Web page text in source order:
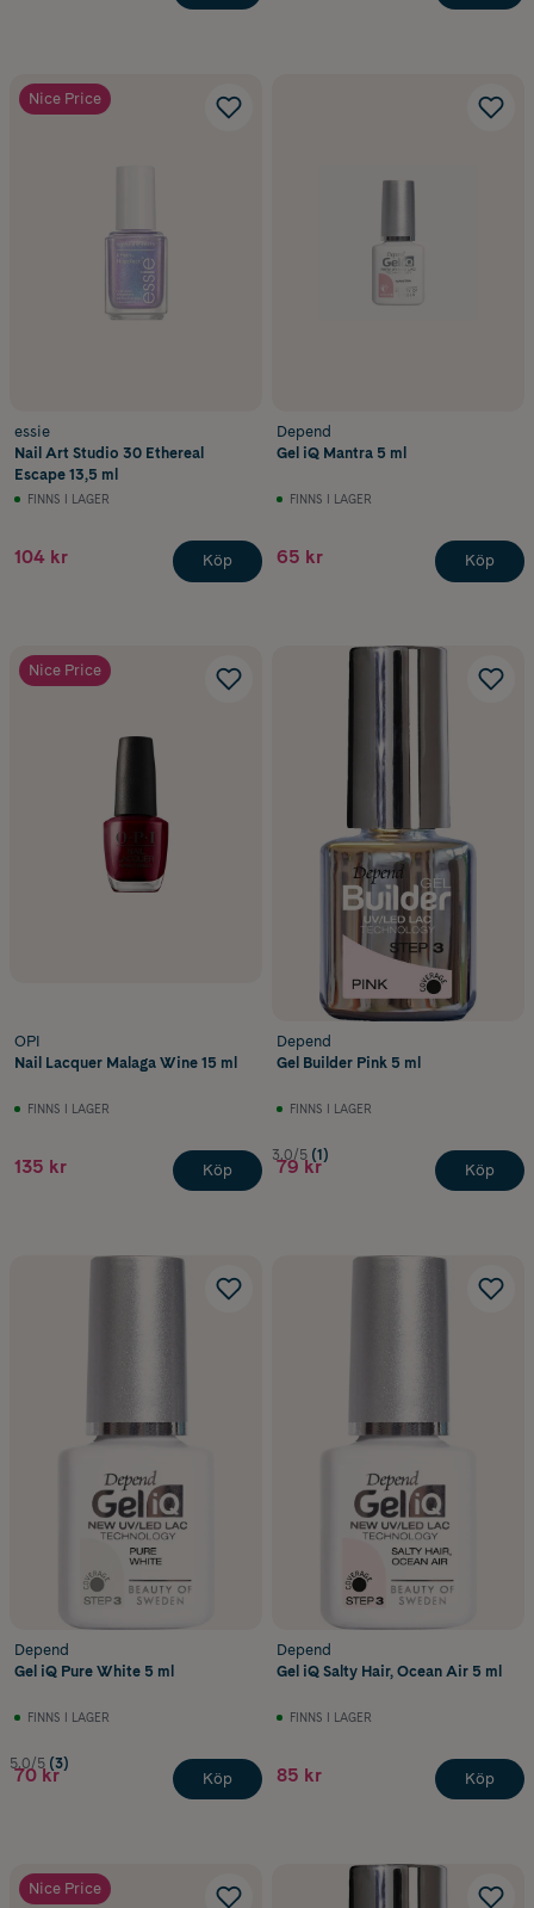
Nice Price
essie
Nail Art Studio 30 Ethereal
Escape 13,5 ml
FINNS I LAGER
104 kr Köp
Depend
Gel iQ Mantra 5 ml
FINNS I LAGER
65 kr Köp
Nice Price
OPI
Nail Lacquer Malaga Wine 15 ml
FINNS I LAGER
135 kr Köp
Depend
Gel Builder Pink 5 ml
FINNS I LAGER
3.0/5 (1)
79 kr Köp
Depend
Gel iQ Pure White 5 ml
FINNS I LAGER
5.0/5 (3)
70 kr Köp
Depend
Gel iQ Salty Hair, Ocean Air 5 ml
FINNS I LAGER
85 kr Köp
Nice Price